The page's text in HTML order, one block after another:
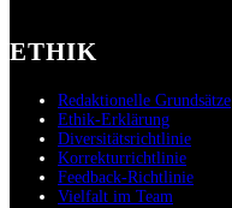
ETHIK
Redaktionelle Grundsätze
Ethik-Erklärung
Diversitätsrichtlinie
Korrekturrichtlinie
Feedback-Richtlinie
Vielfalt im Team